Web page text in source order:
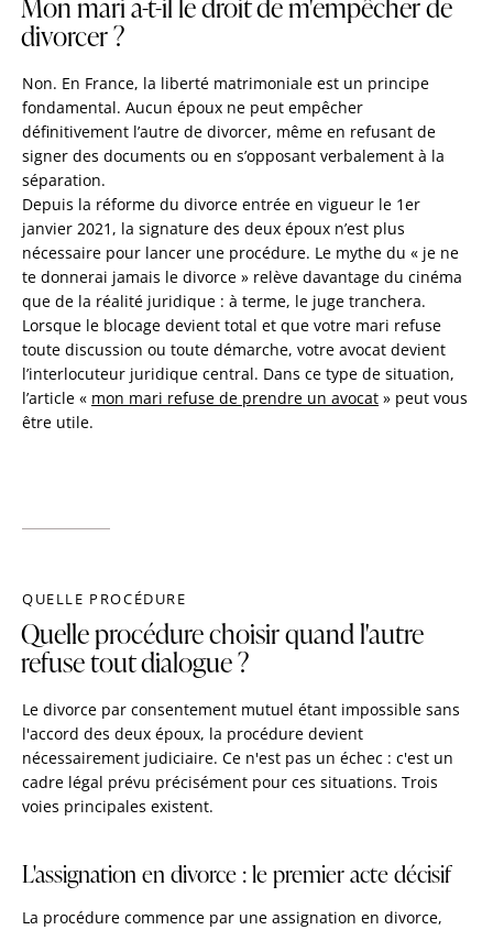
divorcer ?
Non. En France, la liberté matrimoniale est un principe
fondamental. Aucun époux ne peut empêcher
définitivement l’autre de divorcer, même en refusant de
signer des documents ou en s’opposant verbalement à la
séparation.
Depuis la réforme du divorce entrée en vigueur le 1er
janvier 2021, la signature des deux époux n’est plus
nécessaire pour lancer une procédure. Le mythe du « je ne
te donnerai jamais le divorce » relève davantage du cinéma
que de la réalité juridique : à terme, le juge tranchera.
Lorsque le blocage devient total et que votre mari refuse
toute discussion ou toute démarche, votre avocat devient
l’interlocuteur juridique central. Dans ce type de situation,
l’article « mon mari refuse de prendre un avocat » peut vous
être utile.
QUELLE PROCÉDURE
Quelle procédure choisir quand l'autre
refuse tout dialogue ?
Le divorce par consentement mutuel étant impossible sans
l'accord des deux époux, la procédure devient
nécessairement judiciaire. Ce n'est pas un échec : c'est un
cadre légal prévu précisément pour ces situations. Trois
voies principales existent.
L'assignation en divorce : le premier acte décisif
La procédure commence par une assignation en divorce,